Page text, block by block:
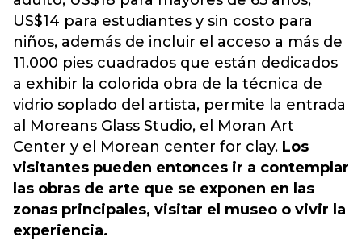
US$14 para estudiantes y sin costo para
niños, además de incluir el acceso a más de
11.000 pies cuadrados que están dedicados
a exhibir la colorida obra de la técnica de
vidrio soplado del artista, permite la entrada
al Moreans Glass Studio, el Moran Art
Center y el Morean center for clay. Los
visitantes pueden entonces ir a contemplar
las obras de arte que se exponen en las
zonas principales, visitar el museo o vivir la
experiencia.